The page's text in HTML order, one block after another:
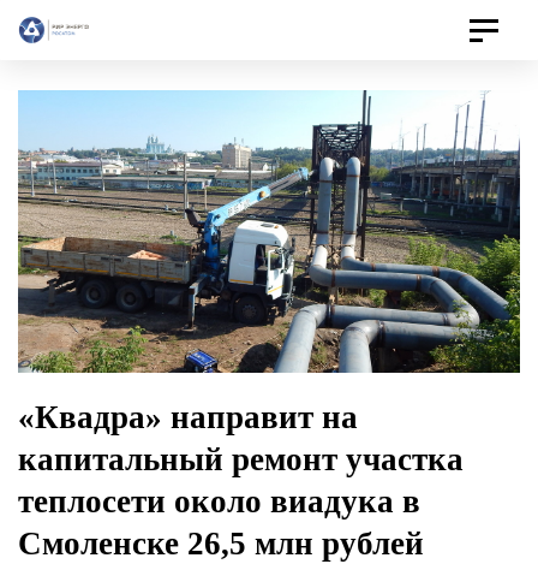
Toggle
«Квадра» направит на
капитальный ремонт участка
теплосети около виадука в
Смоленске 26,5 млн рублей